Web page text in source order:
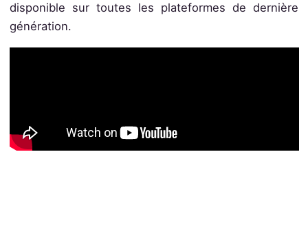
disponible sur toutes les plateformes de dernière
génération.